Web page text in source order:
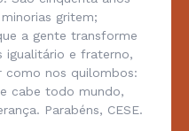
gritem;
a gente transforme
igualitário e fraterno,
como nos quilombos:
cabe todo mundo,
Parabéns, CESE.